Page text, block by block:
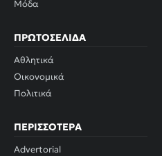
Μόδα
ΠΡΩΤΟΣΈΛΙΔΑ
Αθλητικά
Οικονομικά
Πολιτικά
ΠΕΡΙΣΣΌΤΕΡΑ
Advertorial